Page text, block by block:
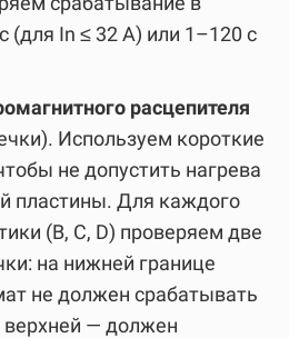
(для In ≤ 32 А) или 1–120 с
расцепителя
Используем короткие
не допустить нагрева
пластины. Для каждого
(B, C, D) проверяем две
на нижней границе
не должен срабатывать
верхней — должен